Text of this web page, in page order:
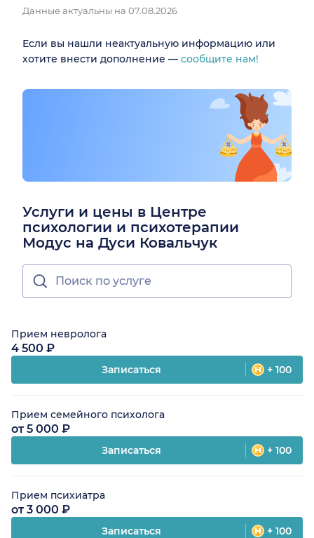
Данные актуальны на 07.08.2026
Если вы нашли неактуальную информацию или
хотите внести дополнение — сообщите нам!
Услуги и цены в Центре
психологии и психотерапии
Модус на Дуси Ковальчук
Прием невролога
4 500 ₽
Записаться + 100
Прием семейного психолога
от 5 000 ₽
Записаться + 100
Прием психиатра
от 3 000 ₽
Записаться + 100